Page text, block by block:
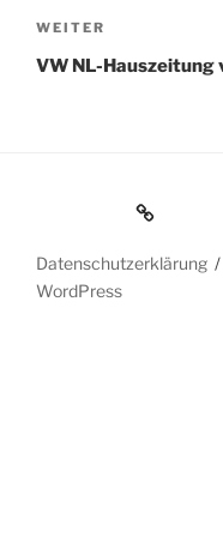
Nächster
Beitrag
WEITER
VW NL-Hauszeitung
Impressum
Datenschutzerklärung
WordPress